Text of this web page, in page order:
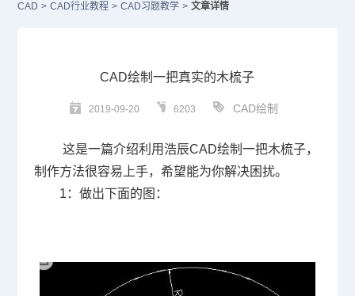
CAD > CAD行业教程 > CAD习题教学 > 文章详情
CAD绘制一把真实的木梳子
2019-09-20 6203 CAD绘制
这是一篇介绍利用浩辰CAD绘制一把木梳子，
制作方法很容易上手，希望能为你解决困扰。
1：做出下面的图：